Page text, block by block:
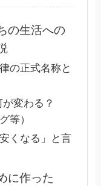
の生活への
の正式名称と
変わる？
等）
くなる」と言
に作った